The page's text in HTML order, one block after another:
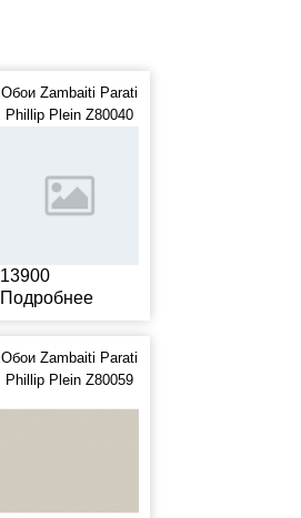
Обои Zambaiti Parati
Phillip Plein Z80040
13900
Подробнее
Обои Zambaiti Parati
Phillip Plein Z80059